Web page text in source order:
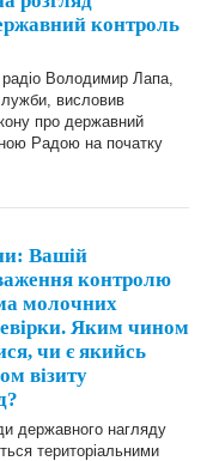
контроль
радіо Володимир Лапа,
висловив
про державний
Радою на початку
Вашій
контролю
молочних
Яким чином
чи є якийсь
візиту
державного нагляду
територіальними